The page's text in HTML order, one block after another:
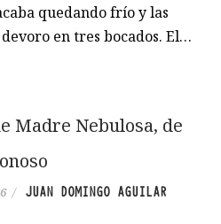
quedando frío y las
en tres bocados. El…
Madre Nebulosa, de
/ JUAN DOMINGO AGUILAR